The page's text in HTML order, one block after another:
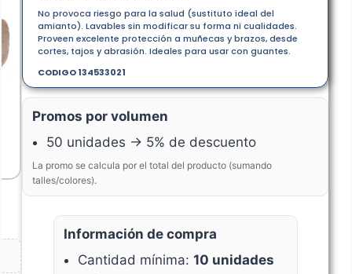
No provoca riesgo para la salud (sustituto ideal del
amianto). Lavables sin modificar su forma ni cualidades.
Proveen excelente protección a muñecas y brazos, desde
cortes, tajos y abrasión. Ideales para usar con guantes.
CODIGO 134533021
Promos por volumen
50 unidades → 5% de descuento
La promo se calcula por el total del producto (sumando
talles/colores).
Información de compra
Cantidad mínima: 10 unidades